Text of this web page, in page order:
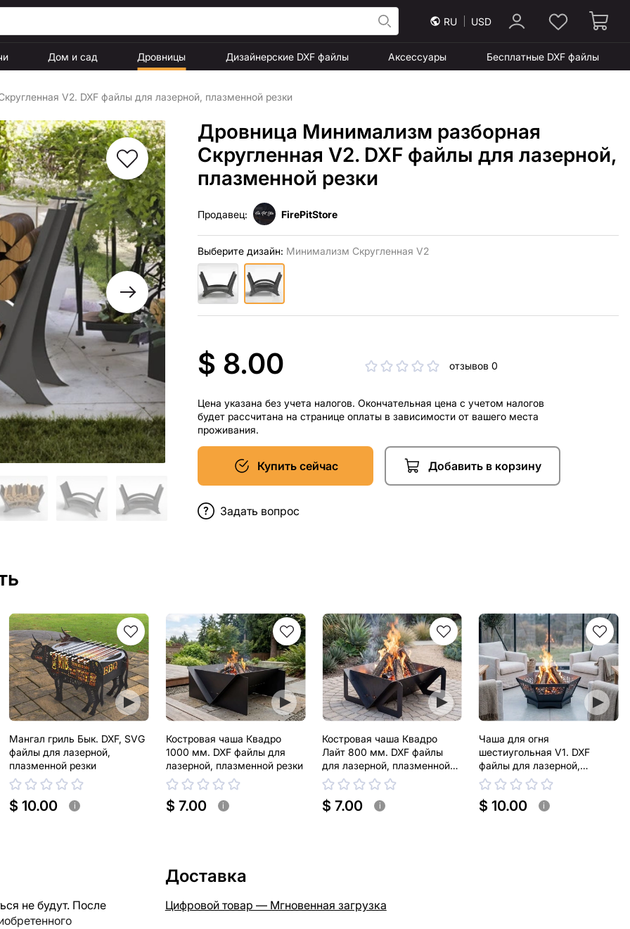
RU USD
Дом и сад Дровницы Дизайнерские DXF файлы Аксессуары Бесплатные DXF файлы
V2. DXF файлы для лазерной, плазменной резки
Дровница Минимализм разборная
Скругленная V2. DXF файлы для лазерной,
плазменной резки
Продавец: FirePitStore
Выберите дизайн: Минимализм Скругленная V2
$ 8.00 отзывов 0
Цена указана без учета налогов. Окончательная цена с учетом налогов
будет рассчитана на странице оплаты в зависимости от вашего места
проживания.
Купить сейчас Добавить в корзину
Задать вопрос
Мангал гриль Бык. DXF, SVG
файлы для лазерной,
плазменной резки
$ 10.00 i
Костровая чаша Квадро
1000 мм. DXF файлы для
лазерной, плазменной резки
$ 7.00 i
Костровая чаша Квадро
Лайт 800 мм. DXF файлы
для лазерной, плазменной
резки
$ 7.00 i
Чаша для огня
шестиугольная V1. DXF
файлы для лазерной,
плазменной резки
$ 10.00 i
не будут. После
Доставка
Цифровой товар — Мгновенная загрузка